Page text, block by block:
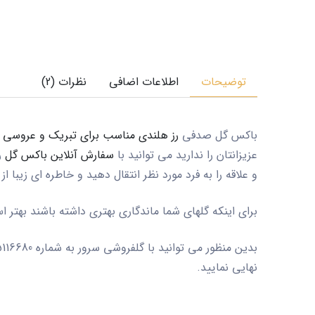
توضیحات اطلاعات اضافی نظرات (2)
باکس گل صدفی رز هلندی مناسب برای تبریک و
عزیزانتان را ندارید می توانید با سفارش آنلاین باکس گل
و علاقه را به فرد مورد نظر انتقال دهید و خاطره ای زیبا
برای اینکه گلهای شما ماندگاری بهتری داشته باشند
بدین منظور می توانید با گلفروشی سرور به شماره 09125116680 تماس گرفته و از مشاوره همکاران ما استفاده نمایید و یا با مراجعه به سایت
نهایی نمایید.